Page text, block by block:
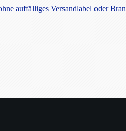
auffälliges Versandlabel oder